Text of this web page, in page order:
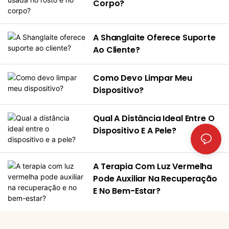
você uma marca própria
em busca de
personalização OEM ou um
centro de bem-estar
profissional, este relatório
revela as chaves
conquistar o próspero
mercado de restauração
capilar com o capacete de
terapia com luz vermelha
mais avançado disponível
atualmente.
estimula respostas
biológicas em nível celular
sem procedimentos
invasivos ou o uso de
medicamentos.
Corpo?
A Shanglaite Oferece Suporte
Ao Cliente?
Como Devo Limpar Meu
Dispositivo?
Qual A Distância Ideal Entre O
Dispositivo E A Pele?
A Terapia Com Luz Vermelha
Pode Auxiliar Na Recuperação
E No Bem-Estar?